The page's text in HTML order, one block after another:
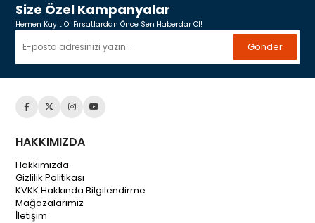
Size Özel Kampanyalar
Hemen Kayıt Ol Fırsatlardan Önce Sen Haberdar Ol!
Gönder
HAKKIMIZDA
Hakkımızda
Gizlilik Politikası
KVKK Hakkında Bilgilendirme
Mağazalarımız
İletişim